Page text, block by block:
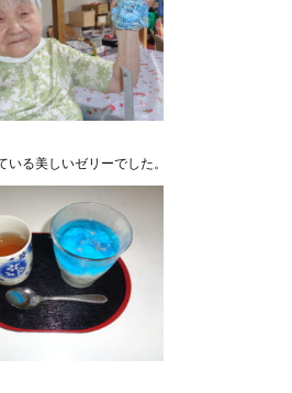
る美しいゼリーでした。